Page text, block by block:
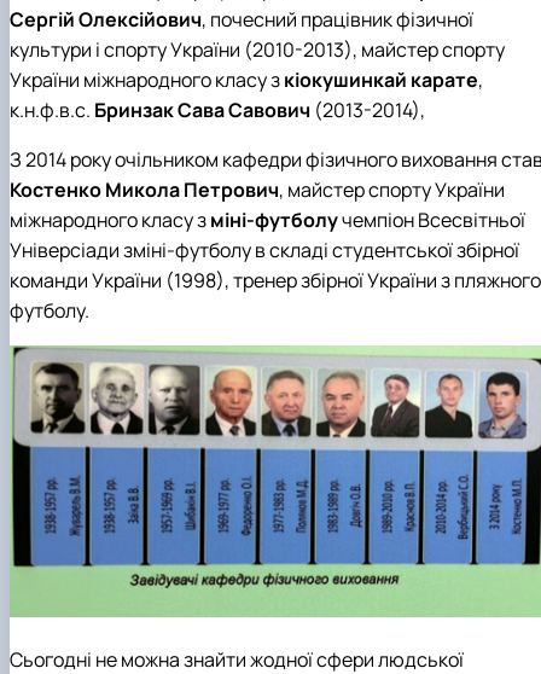
Сергій Олексійович, почесний працівник фізичної
культури і спорту України (2010-2013), майстер спорту
України міжнародного класу зкіокушинкай карате,
к.н.ф.в.с. Бринзак Сава Савович (2013-2014),
З 2014 року очільником кафедри фізичного виховання
Костенко Микола Петрович, майстер спорту України
міжнародного класу зміні-футболучемпіон Всесвітньої
Універсіади зміні-футболу в складі студентської збірної
команди України (1998), тренер збірної України з пляжного
футболу.
Сьогодні не можна знайти жодної сфери людської